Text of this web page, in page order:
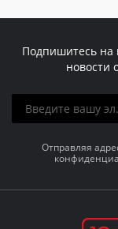
Подпишитесь на
новости
Отправляя